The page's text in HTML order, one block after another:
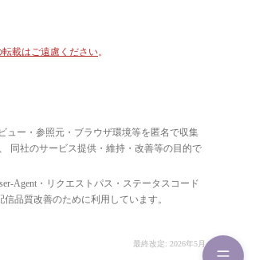
載はご遠慮ください。
ュー・参照元・ブラウザ環境等を匿名で収集
同社のサービス提供・維持・改善等の目的で
Agent・リクエストパス・ステータスコード
品質改善のために利用しています。
最終改定: 2026年5月